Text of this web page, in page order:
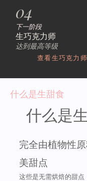
04
下一阶段
生巧克力师
达到最高等级
查看生巧克力师
什么是生甜食
什么是
完全由植物性
美甜点
这些是无需烘焙的甜点